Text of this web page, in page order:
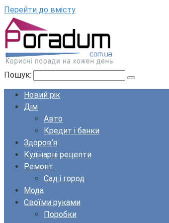
Перейти до вмісту
Пошук:
Новий рік
Дім
Авто
Кредит і банки
Здоров’я
Кулінарні рецепти
Ремонт
Сад і город
Мода
Своїми руками
Поробки